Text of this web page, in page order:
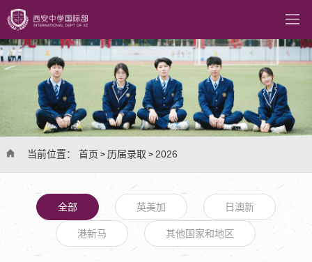
当前位置： 首页 > 历届录取 > 2026
全部 英美加 日澳新
港新马 其他国家和地区